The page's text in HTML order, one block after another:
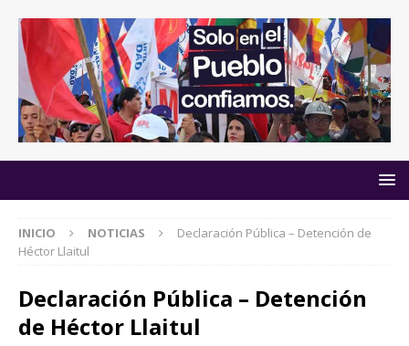
INICIO NOTICIAS
Declaración Pública – Detención de
Héctor Llaitul
Declaración Pública – Detención
de Héctor Llaitul